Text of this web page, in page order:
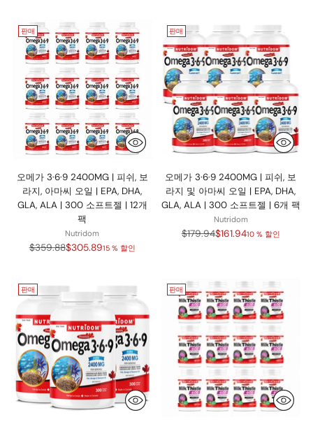
판매
오메가 3·6·9 2400MG | 피쉬, 보
라지, 아마씨 오일 | EPA, DHA,
GLA, ALA | 300 소프트젤 | 12개
팩
Nutridom
정
$359.88$305.8915 % 할인
판매
오메가 3·6·9 2400MG | 피쉬, 보
라지 및 아마씨 오일 | EPA, DHA,
GLA, ALA | 300 소프트젤 | 6개 팩
Nutridom
정
$179.94$161.9410 % 할인
판매 판매